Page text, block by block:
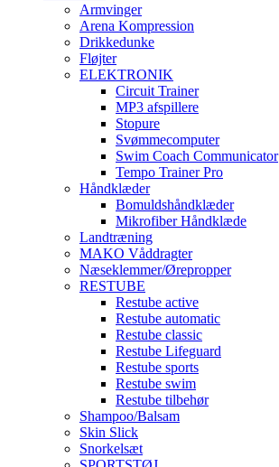
Armvinger
Arena Kompression
Drikkedunke
Fløjter
ELEKTRONIK
Circuit Trainer
MP3 afspillere
Stopure
Svømmecomputer
Swim Coach Communicator
Tempo Trainer Pro
Håndklæder
Bomuldshåndklæder
Mikrofiber Håndklæde
Landtræning
MAKO Våddragter
Næseklemmer/Ørepropper
RESTUBE
Restube active
Restube automatic
Restube classic
Restube Lifeguard
Restube sports
Restube swim
Restube tilbehør
Shampoo/Balsam
Skin Slick
Snorkelsæt